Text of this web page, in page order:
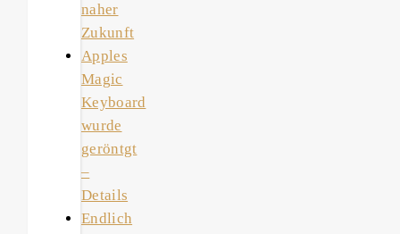
naher
Zukunft
Apples
Magic
Keyboard
wurde
geröntgt
–
Details
Endlich